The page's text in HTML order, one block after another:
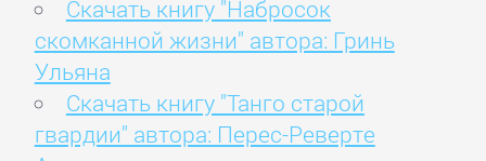
Скачать книгу "Набросок
скомканной жизни" автора: Гринь
Ульяна
Скачать книгу "Танго старой
гвардии" автора: Перес-Реверте